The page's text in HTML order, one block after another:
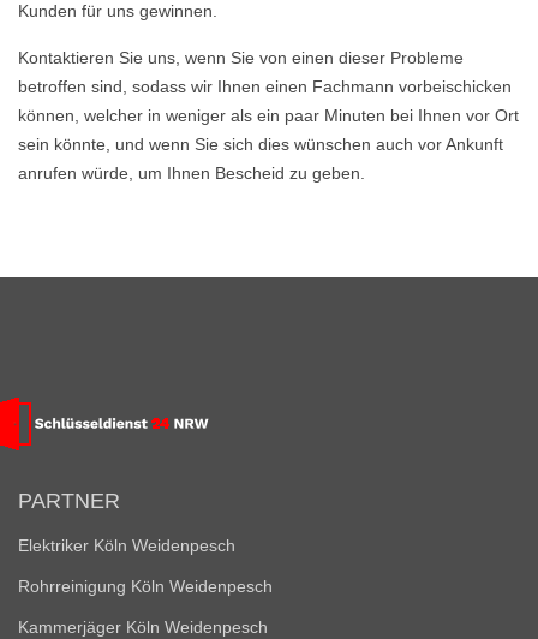
Kunden für uns gewinnen.
Kontaktieren Sie uns, wenn Sie von einen dieser Probleme
betroffen sind, sodass wir Ihnen einen Fachmann vorbeischicken
können, welcher in weniger als ein paar Minuten bei Ihnen vor Ort
sein könnte, und wenn Sie sich dies wünschen auch vor Ankunft
anrufen würde, um Ihnen Bescheid zu geben.
PARTNER
Elektriker Köln Weidenpesch
Rohrreinigung Köln Weidenpesch
Kammerjäger Köln Weidenpesch